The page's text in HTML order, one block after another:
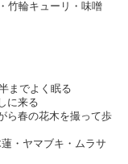
竹輪キューリ・味噌
までよく眠る
に来る
ら春の花木を撮って歩
・ヤマブキ・ムラサ